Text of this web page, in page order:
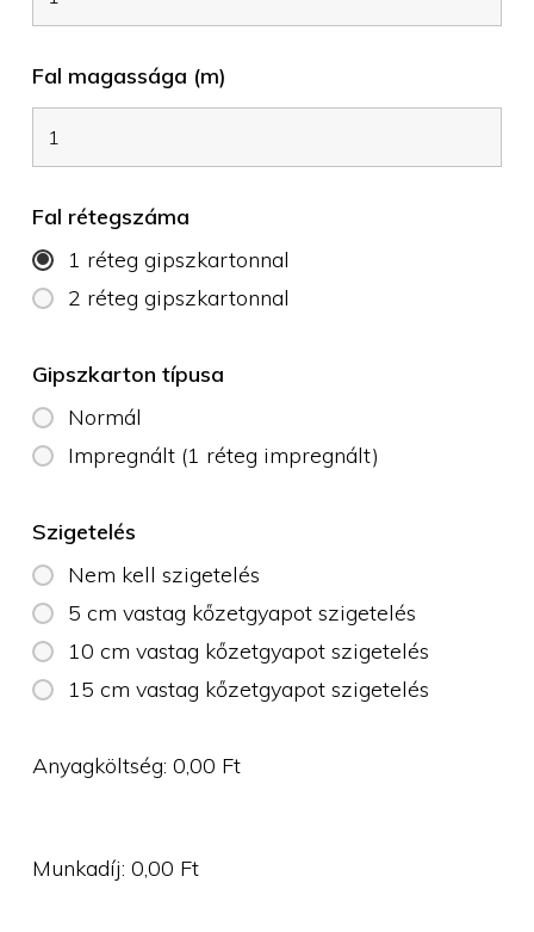
Fal magassága (m)
Fal rétegszáma
1 réteg gipszkartonnal
2 réteg gipszkartonnal
Gipszkarton típusa
Normál
Impregnált (1 réteg impregnált)
Szigetelés
Nem kell szigetelés
5 cm vastag kőzetgyapot szigetelés
10 cm vastag kőzetgyapot szigetelés
15 cm vastag kőzetgyapot szigetelés
Anyagköltség:0,00 Ft
Munkadíj:0,00 Ft